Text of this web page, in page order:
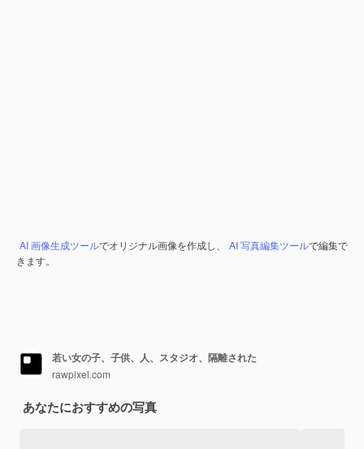
AI 画像生成ツールでオリジナル画像を作成し、 AI 写真編集ツールで編集で
きます。
若い女の子、子供、人、スタジオ、隔離された
rawpixel.com
あなたにおすすめの写真